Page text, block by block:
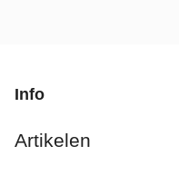
Info
Artikelen